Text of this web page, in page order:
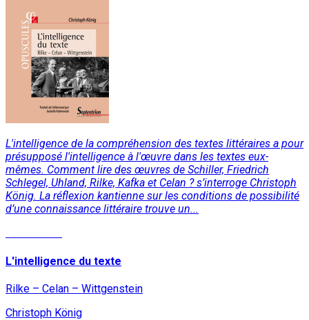
L'intelligence de la compréhension des textes littéraires a pour
présupposé l'intelligence à l'œuvre dans les textes eux-
mêmes. Comment lire des œuvres de Schiller, Friedrich
Schlegel, Uhland, Rilke, Kafka et Celan ? s’interroge Christoph
König. La réflexion kantienne sur les conditions de possibilité
d’une connaissance littéraire trouve un...
L'intelligence du texte
Rilke – Celan – Wittgenstein
Christoph König